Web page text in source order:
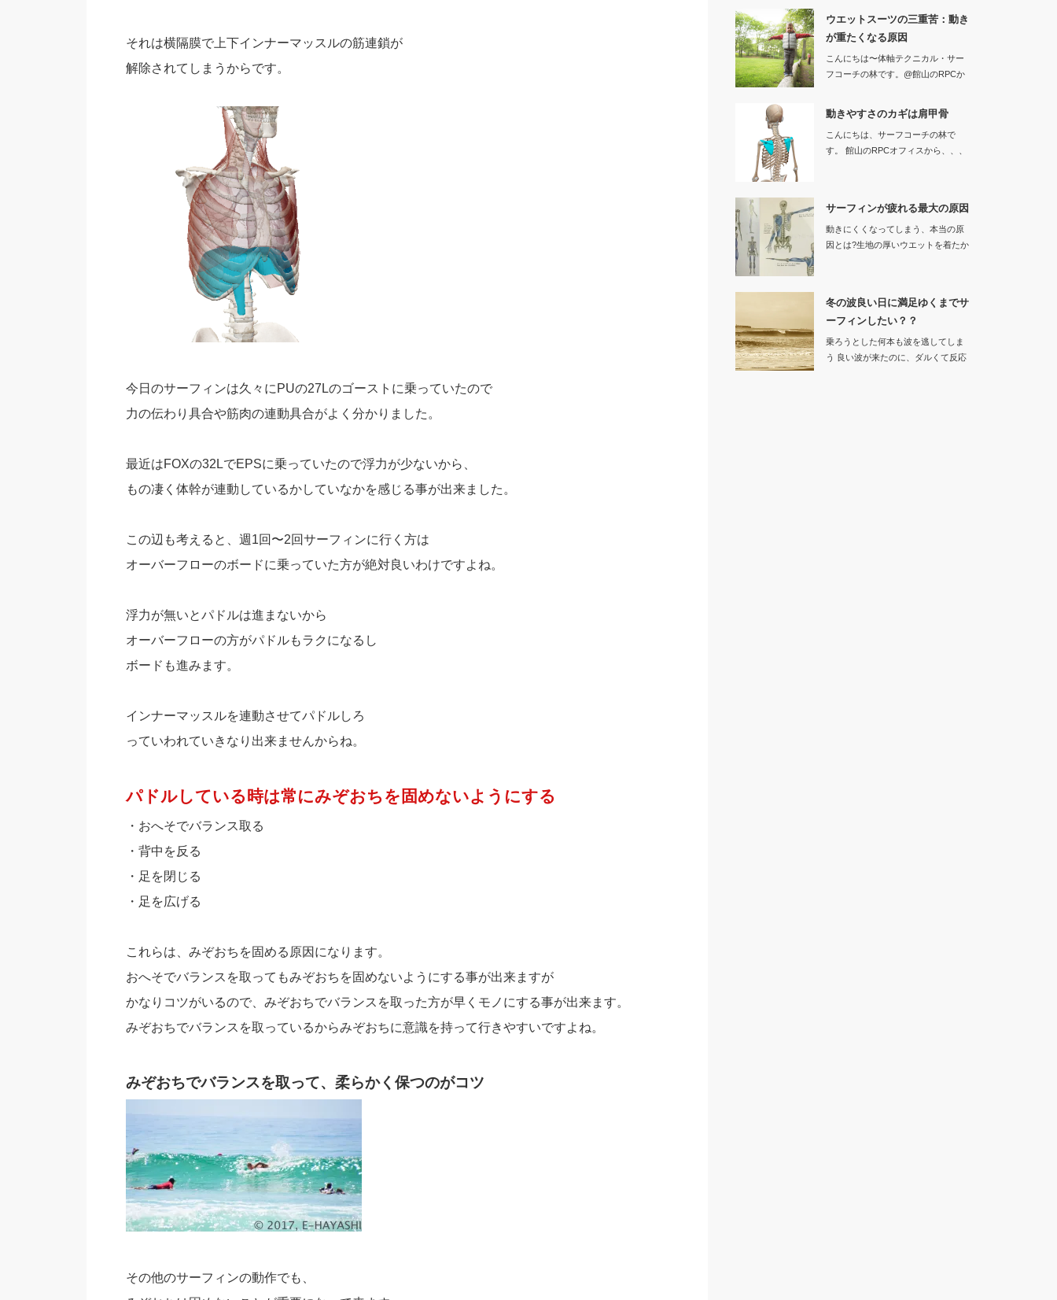
それは横隔膜で上下インナーマッスルの筋連鎖が
解除されてしまうからです。
今日のサーフィンは久々にPUの27Lのゴーストに乗っていたので
力の伝わり具合や筋肉の連動具合がよく分かりました。
最近はFOXの32LでEPSに乗っていたので浮力が少ないから、
もの凄く体幹が連動しているかしていなかを感じる事が出来ました。
この辺も考えると、週1回〜2回サーフィンに行く方は
オーバーフローのボードに乗っていた方が絶対良いわけですよね。
浮力が無いとパドルは進まないから
オーバーフローの方がパドルもラクになるし
ボードも進みます。
インナーマッスルを連動させてパドルしろ
っていわれていきなり出来ませんからね。
パドルしている時は常にみぞおちを固めないようにする
・おへそでバランス取る
・背中を反る
・足を閉じる
・足を広げる
これらは、みぞおちを固める原因になります。
おへそでバランスを取ってもみぞおちを固めないようにする事が出来ますが
かなりコツがいるので、みぞおちでバランスを取った方が早くモノにする事が出来ます。
みぞおちでバランスを取っているからみぞおちに意識を持って行きやすいですよね。
みぞおちでバランスを取って、柔らかく保つのがコツ
その他のサーフィンの動作でも、
ウエットスーツの三重苦：動き
が重たくなる原因
こんにちは〜体軸テクニカル・サー
フコーチの林です。@館山のRPCか
動きやすさのカギは肩甲骨
こんにちは、サーフコーチの林で
す。 館山のRPCオフィスから、、、
サーフィンが疲れる最大の原因
動きにくくなってしまう、本当の原
因とは?生地の厚いウエットを着たか
冬の波良い日に満足ゆくまでサ
ーフィンしたい？？
乗ろうとした何本も波を逃してしま
う 良い波が来たのに、ダルくて反応